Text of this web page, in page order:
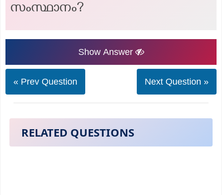
സംസ്ഥാനം?
Show Answer
« Prev Question Next Question »
RELATED QUESTIONS